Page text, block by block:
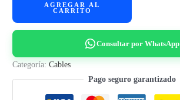
AGREGAR AL
CARRITO
Consultar por WhatsApp
Categoría:Cables
Pago seguro garantizado